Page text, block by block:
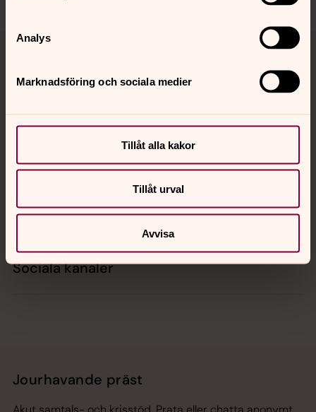
Analys
Marknadsföring och sociala medier
Tillåt alla kakor
Tillåt urval
Avvisa
Tillbaka till toppen
Tillbaka till innehållet
Kalender
Hitta snabbt
Sociala kanaler
Jourhavande präst